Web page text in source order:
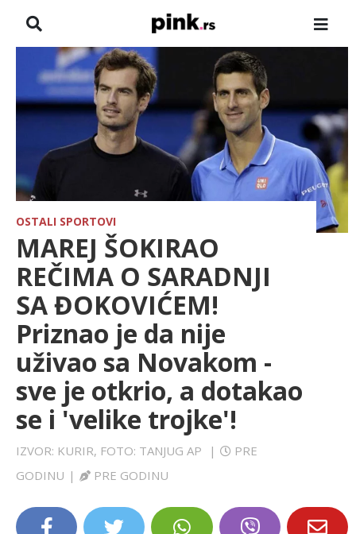
NASLOVNA
VESTI
SHOWBIZ
HRONIKA
FARMERI
TV
SPORT
LIFESTYLE
EXTRA
OSTALI SPORTOVI
MAREJ ŠOKIRAO
REČIMA O SARADNJI
SA ĐOKOVIĆEM!
Priznao je da nije
uživao sa Novakom -
sve je otkrio, a dotakao
se i 'velike trojke'!
IZVOR: KURIR, FOTO: TANJUG AP |
PRE
GODINU | PRE GODINU